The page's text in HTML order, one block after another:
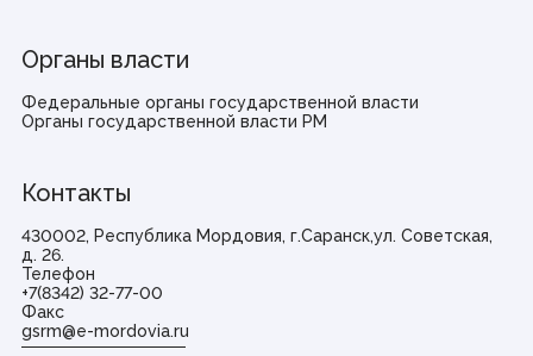
Органы власти
Федеральные органы государственной власти
Органы государственной власти РМ
Контакты
430002, Республика Мордовия, г.Саранск,ул. Советская,
д. 26.
Телефон
+7(8342) 32-77-00
Факс
gsrm@e-mordovia.ru